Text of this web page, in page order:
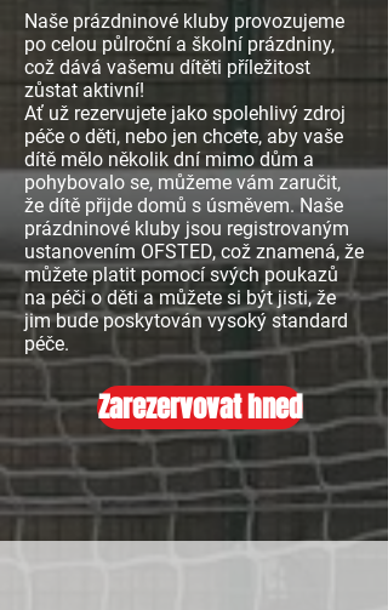
Naše prázdninové kluby provozujeme
po celou půlroční a školní prázdniny,
což dává vašemu dítěti příležitost
zůstat aktivní!
Ať už rezervujete jako spolehlivý zdroj
péče o děti, nebo jen chcete, aby vaše
dítě mělo několik dní mimo dům a
pohybovalo se, můžeme vám zaručit,
že dítě přijde domů s úsměvem. Naše
prázdninové kluby jsou registrovaným
ustanovením OFSTED, což znamená, že
můžete platit pomocí svých poukazů
na péči o děti a můžete si být jisti, že
jim bude poskytován vysoký standard
péče.
Zarezervovat hned